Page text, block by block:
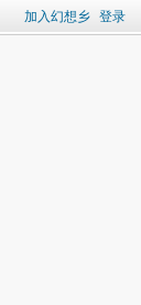
加入幻想乡 登录